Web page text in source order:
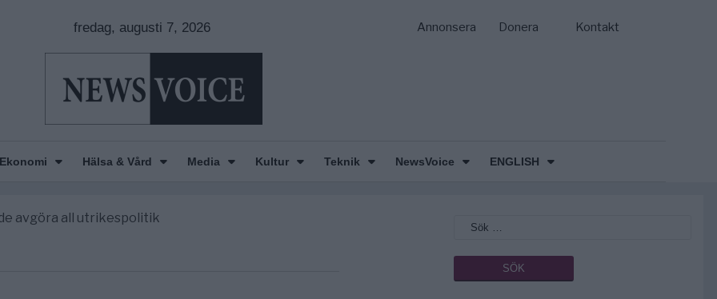
fredag, augusti 7, 2026 Annonsera Donera Kontakt
Ekonomi Hälsa & Vård Media Kultur Teknik NewsVoice
ENGLISH
avgöra all utrikespolitik